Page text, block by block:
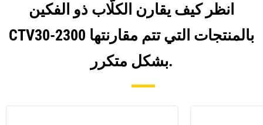
انظر كيف يقارن الكلّاب ذو الفكين
CTV30-2300 بالمنتجات التي تتم مقارنتها
بشكل متكرر.